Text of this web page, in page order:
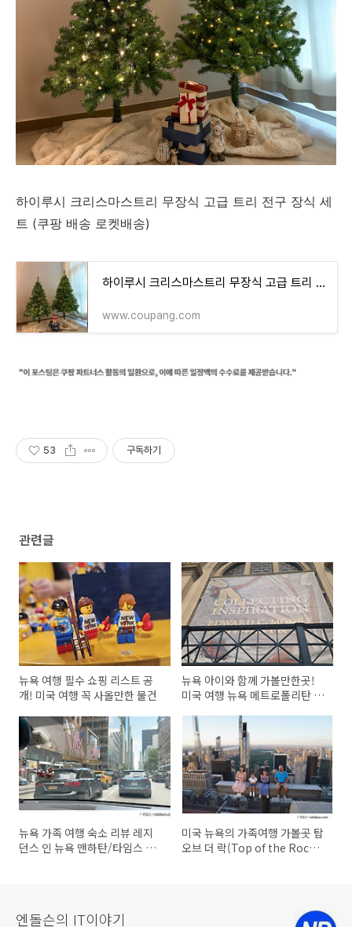
하이루시 크리스마스트리 무장식 고급 트리 전구 장식 세
트 (쿠팡 배송 로켓배송)
하이루시 크리스마스트리 무장식 고급 트리 전구 장식 세트 - 무장식트리 | 쿠팡
www.coupang.com
53 구독하기
관련글
뉴욕 여행 필수 쇼핑 리스트 공
개! 미국 여행 꼭 사올만한 물건
뉴욕 아이와 함께 가볼만한곳!
미국 여행 뉴욕 메트로폴리탄 미
뉴욕 가족 여행 숙소 리뷰 레지
던스 인 뉴욕 맨하탄/타임스 스
미국 뉴욕의 가족여행 가볼곳 탑
오브 더 락(Top of the Rock)
엔돌슨의 IT이야기